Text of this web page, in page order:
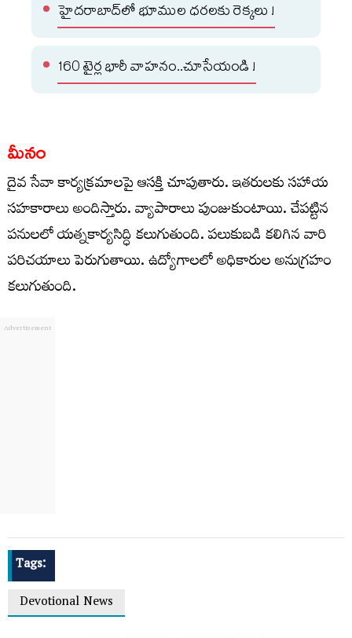
హైదరాబాద్‌లో భూముల ధరలకు రెక్కలు !
160 టైర్ల భారీ వాహనం..చూసేయండి !
మీనం
దైవ సేవా కార్యక్రమాలపై ఆసక్తి చూపుతారు. ఇతరులకు సహాయ
సహకారాలు అందిస్తారు. వ్యాపారాలు పుంజుకుంటాయి. చేపట్టిన
పనులలో యత్నకార్యసిద్ధి కలుగుతుంది. పలుకుబడి కలిగిన వారి
పరిచయాలు పెరుగుతాయి. ఉద్యోగాలలో అధికారుల అనుగ్రహం
కలుగుతుంది.
Tags:
Devotional News